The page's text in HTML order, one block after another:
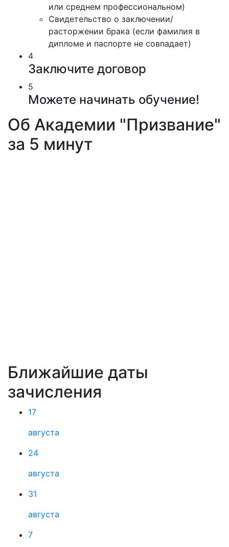
или среднем профессиональном)
Свидетельство о заключении/
расторжении брака (если фамилия в
дипломе и паспорте не совпадает)
4
Заключите договор
5
Можете начинать обучение!
Об Академии "Призвание"
за 5 минут
Ближайшие даты
зачисления
17
августа
24
августа
31
августа
7